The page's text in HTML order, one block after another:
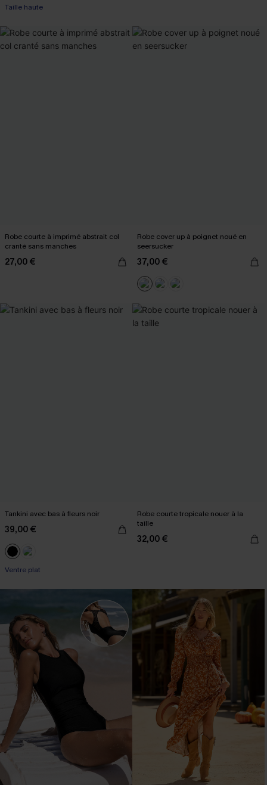
Taille haute
Robe courte à imprimé abstrait col
cranté sans manches
27,00 €
Robe cover up à poignet noué en
seersucker
37,00 €
Tankini avec bas à fleurs noir
39,00 €
Ventre plat
Robe courte tropicale nouer à la
taille
32,00 €